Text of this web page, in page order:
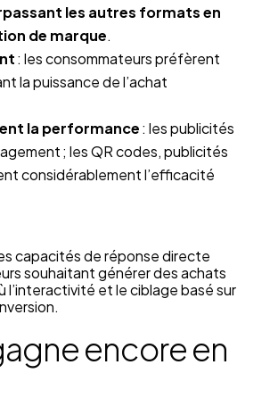
les autres formats en
de marque.
: les consommateurs préfèrent
la puissance de l’achat
la performance: les publicités
; les QR codes, publicités
considérablement l’efficacité
capacités de réponse directe
souhaitant générer des achats
l’interactivité et le ciblage basé sur
encore en